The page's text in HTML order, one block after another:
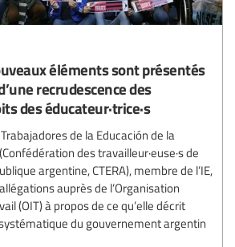
éléments sont présentés
recrudescence des
des éducateur·trice·s
de la Educación de la
des travailleur·euse·s de
argentine, CTERA), membre de l’IE,
auprès de l’Organisation
(OIT) à propos de ce qu’elle décrit
du gouvernement argentin